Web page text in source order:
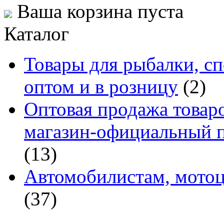
Ваша корзина пуста
Каталог
Товары для рыбалки,
оптом и в розницу (2)
Оптовая продажа
магазин-официальный
(13)
Автомобилистам,
(37)